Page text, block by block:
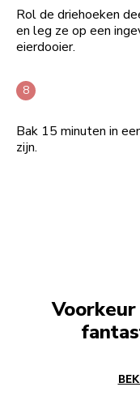
Rol de driehoeken
en leg ze op een
eierdooier.
Bak 15 minuten in
zijn.